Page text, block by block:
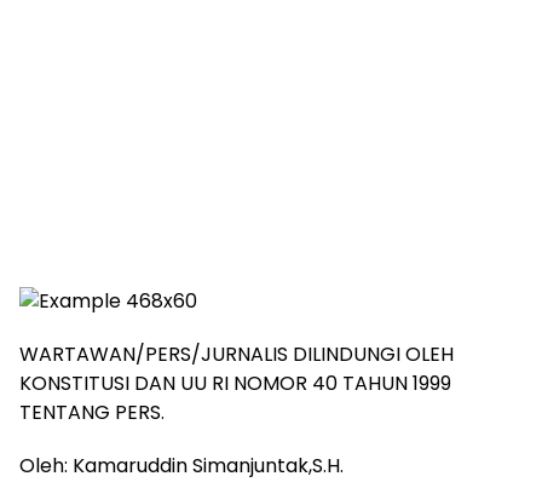
WARTAWAN/PERS/JURNALIS DILINDUNGI OLEH
KONSTITUSI DAN UU RI NOMOR 40 TAHUN 1999
TENTANG PERS.
Oleh: Kamaruddin Simanjuntak,S.H.